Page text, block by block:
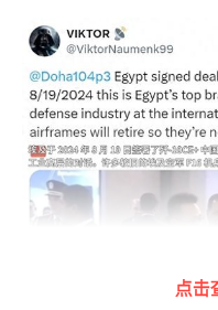
点击